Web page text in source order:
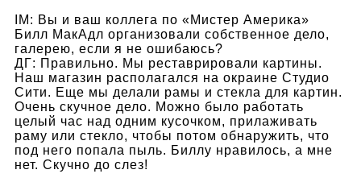
IM: Вы и ваш коллега по «Мистер Америка»
Билл МакАдл организовали собственное дело,
галерею, если я не ошибаюсь?
ДГ: Правильно. Мы реставрировали картины.
Наш магазин располагался на окраине Студио
Сити. Еще мы делали рамы и стекла для картин.
Очень скучное дело. Можно было работать
целый час над одним кусочком, прилаживать
раму или стекло, чтобы потом обнаружить, что
под него попала пыль. Биллу нравилось, а мне
нет. Скучно до слез!